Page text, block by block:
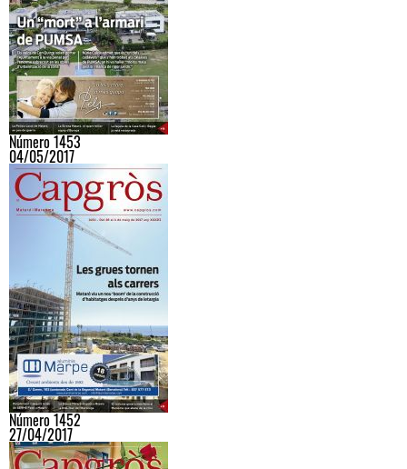
Número 1453
04/05/2017
Número 1452
27/04/2017